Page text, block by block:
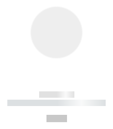
------------
----------- ----------- ----------